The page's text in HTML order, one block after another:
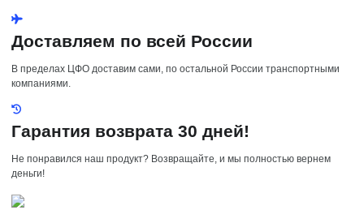
Доставляем по всей России
В пределах ЦФО доставим сами, по остальной России транспортными
компаниями.
Гарантия возврата 30 дней!
Не понравился наш продукт? Возвращайте, и мы полностью вернем
деньги!